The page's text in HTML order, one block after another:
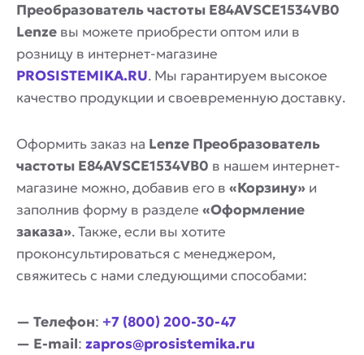
Преобразователь частоты E84AVSCE1534VB0
Lenze вы можете приобрести оптом или в
розницу в интернет-магазине
PROSISTEMIKA.RU. Мы гарантируем высокое
качество продукции и своевременную доставку.
Оформить заказ на Lenze Преобразователь
частоты E84AVSCE1534VB0 в нашем интернет-
магазине можно, добавив его в «Корзину» и
заполнив форму в разделе «Оформление
заказа». Также, если вы хотите
проконсультироваться с менеджером,
свяжитесь с нами следующими способами:
— Телефон: +7 (800) 200-30-47
— E-mail: zapros@prosistemika.ru